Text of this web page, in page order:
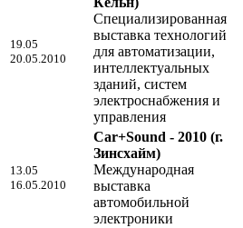
19.05
20.05.2010
Специализированная
выставка технологий
для автоматизации,
интеллектуальных
зданий, систем
электроснабжения и
управления
13.05
16.05.2010
Car+Sound - 2010 (г.
Зинсхайм)
Международная
выставка
автомобильной
электроники